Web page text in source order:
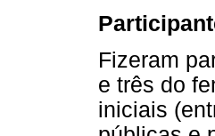
Fizeram
e três do
iniciais